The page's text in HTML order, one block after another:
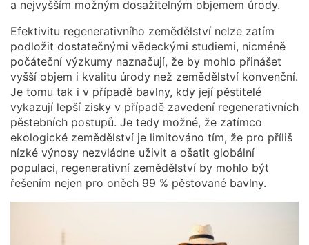
a nejvyšším možným dosažitelným objemem úrody.
Efektivitu regenerativního zemědělství nelze zatím
podložit dostatečnými vědeckými studiemi, nicméně
počáteční výzkumy naznačují, že by mohlo přinášet
vyšší objem i kvalitu úrody než zemědělství konvenční.
Je tomu tak i v případě bavlny, kdy její pěstitelé
vykazují lepší zisky v případě zavedení regenerativních
pěstebních postupů. Je tedy možné, že zatímco
ekologické zemědělství je limitováno tím, že pro příliš
nízké výnosy nezvládne uživit a ošatit globální
populaci, regenerativní zemědělství by mohlo být
řešením nejen pro oněch 99 % pěstované bavlny.